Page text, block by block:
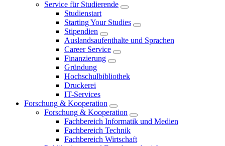
Service für Studierende
Studienstart
Starting Your Studies
Stipendien
Auslandsaufenthalte und Sprachen
Career Service
Finanzierung
Gründung
Hochschulbibliothek
Druckerei
IT-Services
Forschung & Kooperation
Forschung & Kooperation
Fachbereich Informatik und Medien
Fachbereich Technik
Fachbereich Wirtschaft